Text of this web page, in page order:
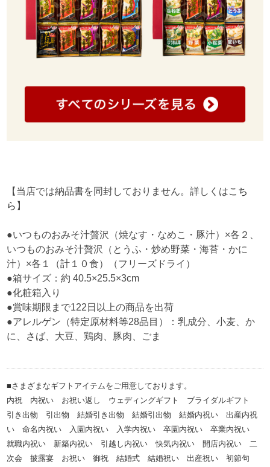
【当店では納品書を同封しておりません。詳しくはこち
ら 】
●いつものおみそ汁贅沢（焼なす・なめこ・豚汁）×各２、
いつものおみそ汁贅沢（とうふ・炒め野菜・海苔・かに
汁）×各１（計１０食）（フリーズドライ）
●箱サイズ：約 40.5×25.5×3cm
●化粧箱入り
●賞味期限まで122日以上の商品を出荷
●アレルゲン（特定原材料等28品目）：乳成分、小麦、か
に、さば、大豆、鶏肉、豚肉、ごま
■さまざまなギフトアイテムをご用意しております。
内祝 内祝い お祝い返し ウェディングギフト ブライダルギフト
引き出物 引出物 結婚引き出物 結婚引出物 結婚内祝い 出産内祝
い 命名内祝い 入園内祝い 入学内祝い 卒園内祝い 卒業内祝い
就職内祝い 新築内祝い 引越し内祝い 快気内祝い 開店内祝い 二
次会 披露宴 お祝い 御祝 結婚式 結婚祝い 出産祝い 初節句